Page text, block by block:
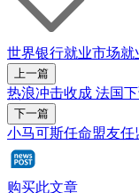
世界银行就业市场就
上一篇
热浪冲击收成 法国
下一篇
小马可斯任命盟友
购买此文章